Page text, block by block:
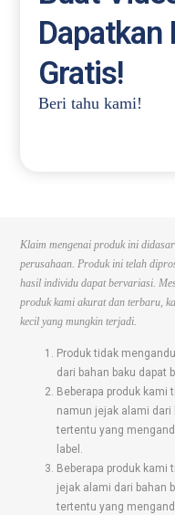
Dapatkan
Gratis!
Beri tahu kami!
Klaim mengenai produk ini
perusahaan. Produk ini telah
hasil individu dapat bervariasi.
produk kami akurat dan terbaru,
kecil yang mungkin terjadi.
Produk tidak
dari bahan baku dapat
Beberapa produk
namun jejak alami dari
tertentu yang
label.
Beberapa produk
jejak alami dari bahan
tertentu yang